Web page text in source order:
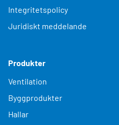
Integritetspolicy
Juridiskt meddelande
Produkter
Ventilation
Byggprodukter
Hallar